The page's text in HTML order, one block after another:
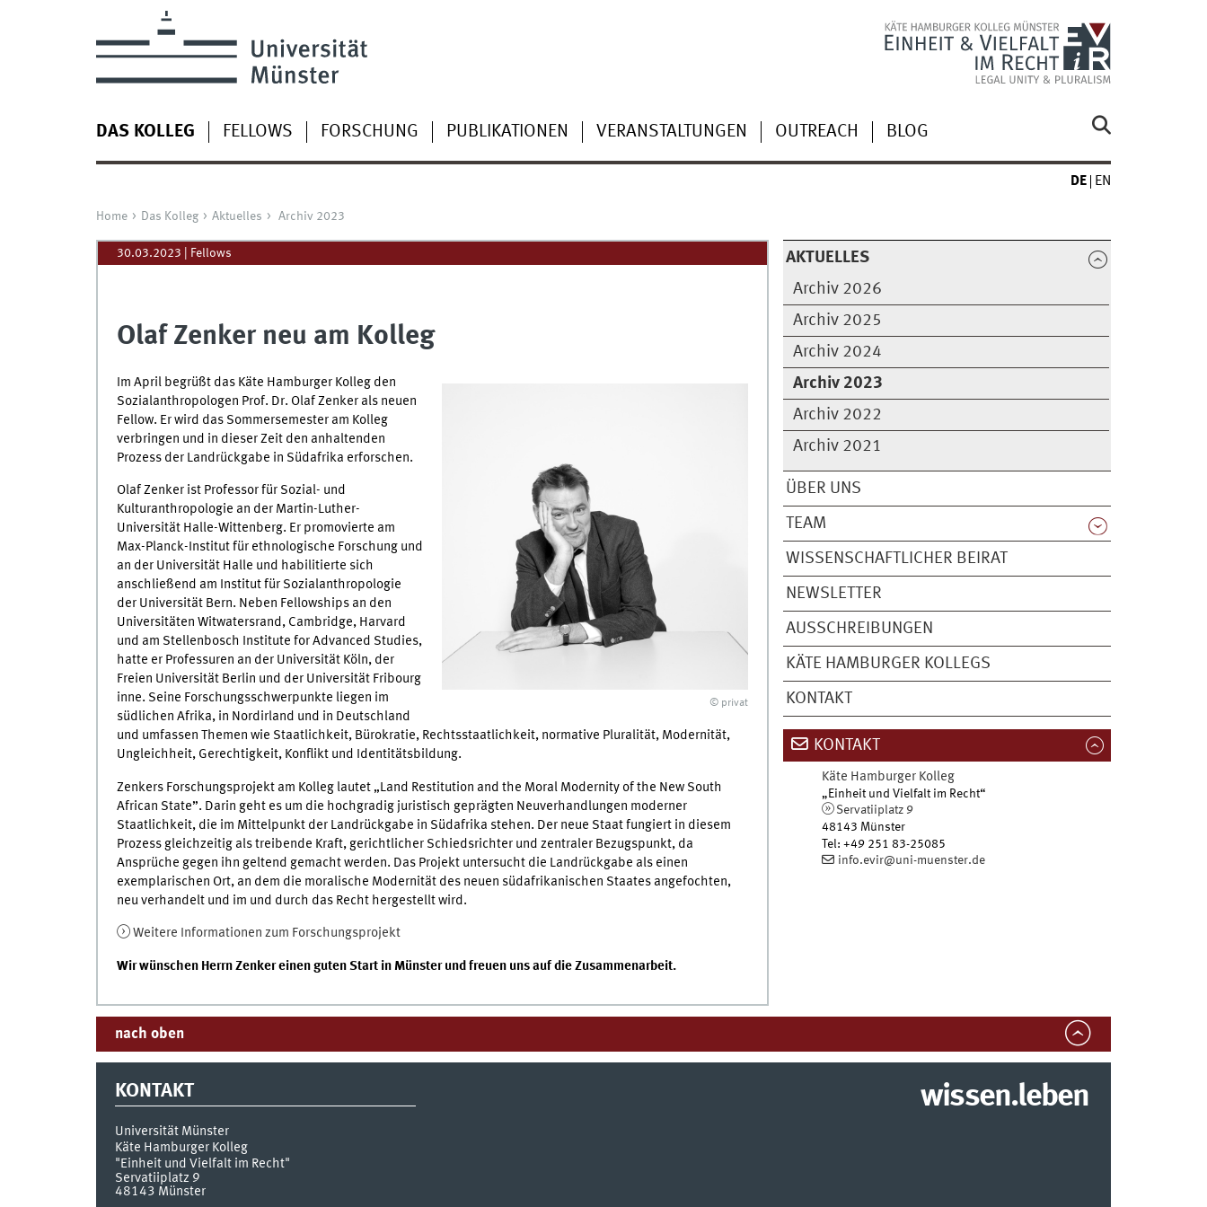
DAS KOLLEG FELLOWS FORSCHUNG PUBLIKATIONEN VERANSTALTUNGEN OUTREACH BLOG
DE EN
Home Das Kolleg Aktuelles Archiv 2023
AKTUELLES
Archiv 2026
Archiv 2025
Archiv 2024
Archiv 2023
Archiv 2022
Archiv 2021
ÜBER UNS
TEAM
WISSENSCHAFTLICHER BEIRAT
NEWSLETTER
AUSSCHREIBUNGEN
KÄTE HAMBURGER KOLLEGS
KONTAKT
30.03.2023 | Fellows
Olaf Zenker neu am Kolleg
© privat
Im April begrüßt das Käte Hamburger Kolleg den
Sozialanthropologen Prof. Dr. Olaf Zenker als neuen
Fellow. Er wird das Sommersemester am Kolleg
verbringen und in dieser Zeit den anhaltenden
Prozess der Landrückgabe in Südafrika erforschen.
Olaf Zenker ist Professor für Sozial- und
Kulturanthropologie an der Martin-Luther-
Universität Halle-Wittenberg. Er promovierte am
Max-Planck-Institut für ethnologische Forschung und
an der Universität Halle und habilitierte sich
anschließend am Institut für Sozialanthropologie
der Universität Bern. Neben Fellowships an den
Universitäten Witwatersrand, Cambridge, Harvard
und am Stellenbosch Institute for Advanced Studies,
hatte er Professuren an der Universität Köln, der
Freien Universität Berlin und der Universität Fribourg
inne. Seine Forschungsschwerpunkte liegen im
südlichen Afrika, in Nordirland und in Deutschland
und umfassen Themen wie Staatlichkeit, Bürokratie, Rechtsstaatlichkeit, normative Pluralität, Modernität,
Ungleichheit, Gerechtigkeit, Konflikt und Identitätsbildung.
Zenkers Forschungsprojekt am Kolleg lautet „Land Restitution and the Moral Modernity of the New South
African State”. Darin geht es um die hochgradig juristisch geprägten Neuverhandlungen moderner
Staatlichkeit, die im Mittelpunkt der Landrückgabe in Südafrika stehen. Der neue Staat fungiert in diesem
Prozess gleichzeitig als treibende Kraft, gerichtlicher Schiedsrichter und zentraler Bezugspunkt, da
Ansprüche gegen ihn geltend gemacht werden. Das Projekt untersucht die Landrückgabe als einen
exemplarischen Ort, an dem die moralische Modernität des neuen südafrikanischen Staates angefochten,
neu verhandelt und im und durch das Recht hergestellt wird.
Weitere Informationen zum Forschungsprojekt
Wir wünschen Herrn Zenker einen guten Start in Münster und freuen uns auf die Zusammenarbeit.
KONTAKT
Käte Hamburger Kolleg
„Einheit und Vielfalt im Recht“
Servatiiplatz 9
48143 Münster
Tel:+49 251 83-25085
info.evir@uni-muenster.de
nach oben
KONTAKT
Universität Münster
Käte Hamburger Kolleg
"Einheit und Vielfalt im Recht"
Servatiiplatz 9
48143 Münster
wissen.leben